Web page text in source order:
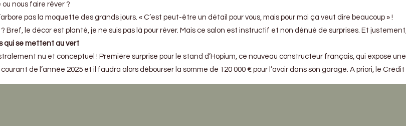
nous faire rêver ?
pas la moquette des grands jours. « C’est peut-être un détail pour vous, mais pour moi ça veut dire beaucoup » !
? Bref, le décor est planté, je ne suis pas là pour rêver. Mais ce salon est instructif et non dénué de surprises. Et
qui se mettent au vert
nu et conceptuel ! Première surprise pour le stand d’Hopium, ce nouveau constructeur français, qui
de l’année 2025 et il faudra alors débourser la somme de 120 000 € pour l’avoir dans son garage. A priori, le